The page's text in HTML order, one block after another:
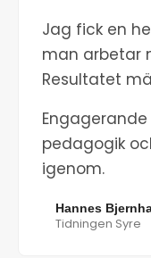
Jag fick en
man arbetar
Resultatet
pedagogik
igenom.
Hannes
Tidningen Syre